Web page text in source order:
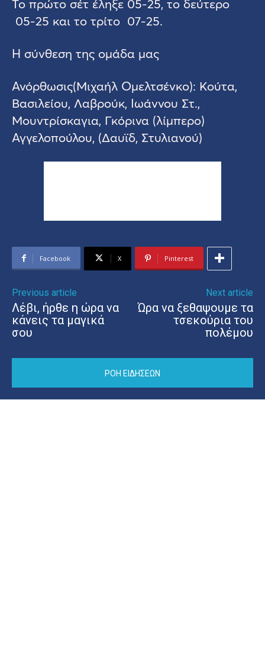
05-25 και το τρίτο 07-25.
Η σύνθεση της ομάδα μας
Ανόρθωσις(Μιχαήλ Ομελτσένκο): Κούτα,
Βασιλείου, Λαβρούκ, Ιωάννου Στ.,
Μουντρίσκαγια, Γκόρινα (λίμπερο)
Αγγελοπούλου, (Δαυϊδ, Στυλιανού)
Facebook X Pinterest
Previous article
Λέβι, ήρθε η ώρα να
κάνεις τα μαγικά
σου
Next article
Ώρα να ξεθαψουμε τα
τσεκούρια του
πολέμου
ΡΟΗ ΕΙΔΗΣΕΩΝ